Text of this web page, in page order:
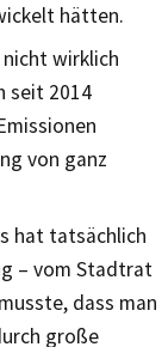
hätten.
wirklich
seit 2014
von ganz
hat tatsächlich
– vom Stadtrat
dass man
große